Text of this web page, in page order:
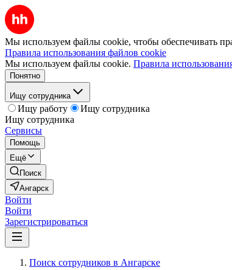
Мы используем файлы cookie, чтобы обеспечивать
Правила использования файлов cookie
Мы используем файлы cookie. Правила
Понятно
Ищу сотрудника
Ищу работу
Ищу сотрудника
Ищу сотрудника
Сервисы
Помощь
Ещё
Поиск
Ангарск
Войти
Войти
Зарегистрироваться
Поиск сотрудников в Ангарске